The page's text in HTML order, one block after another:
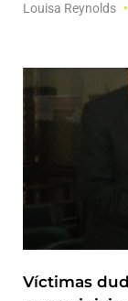
Louisa Reynolds
Víctimas